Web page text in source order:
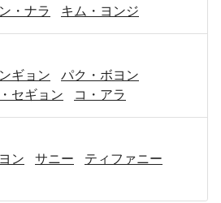
・ナラ キム・ヨンジ
ギョン
パク・ボヨン
セギョン コ・アラ
ン サニー
ティファニー